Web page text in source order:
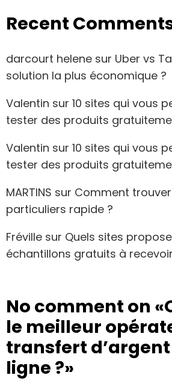
Recent
darcourt helene sur Uber vs
solution la plus économique ?
Valentin sur 10 sites qui vous
tester des produits
Valentin sur 10 sites qui vous
tester des produits
MARTINS sur Comment
particuliers rapide ?
Fréville sur Quels sites
échantillons gratuits à
No comment on
le meilleur
transfert
ligne ?»